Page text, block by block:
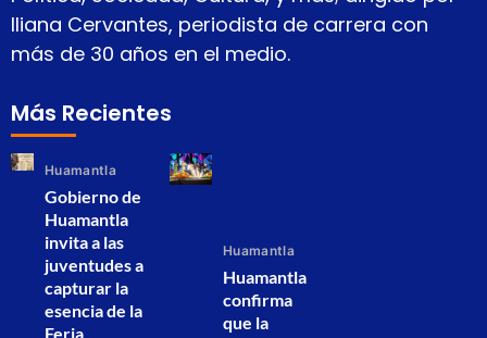
Iliana Cervantes, periodista de carrera con
más de 30 años en el medio.
Más Recientes
Huamantla
Gobierno de
Huamantla
invita a las
juventudes a
capturar la
esencia de la
Feria
Huamantla
Huamantla
confirma
que la